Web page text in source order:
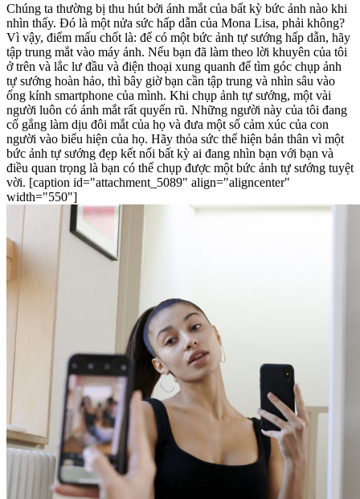
Chúng ta thường bị thu hút bởi ánh mắt của bất kỳ bức ảnh nào khi
nhìn thấy. Đó là một nửa sức hấp dẫn của Mona Lisa, phải không?
Vì vậy, điểm mấu chốt là: để có một bức ảnh tự sướng hấp dẫn, hãy
tập trung mắt vào máy ảnh. Nếu bạn đã làm theo lời khuyên của tôi
ở trên và lắc lư đầu và điện thoại xung quanh để tìm góc chụp ảnh
tự sướng hoàn hảo, thì bây giờ bạn cần tập trung và nhìn sâu vào
ống kính smartphone của mình. Khi chụp ảnh tự sướng, một vài
người luôn có ánh mắt rất quyến rũ. Những người này của tôi đang
cố gắng làm dịu đôi mắt của họ và đưa một số cảm xúc của con
người vào biểu hiện của họ. Hãy thỏa sức thể hiện bản thân vì một
bức ảnh tự sướng đẹp kết nối bất kỳ ai đang nhìn bạn với bạn và
điều quan trọng là bạn có thể chụp được một bức ảnh tự sướng tuyệt
vời. [caption id="attachment_5089" align="aligncenter"
width="550"]